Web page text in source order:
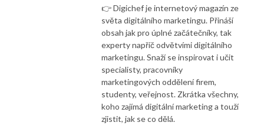
👉 Digichef je internetový magazín ze
světa digitálního marketingu. Přináší
obsah jak pro úplné začátečníky, tak
experty napříč odvětvími digitálního
marketingu. Snaží se inspirovat i učit
specialisty, pracovníky
marketingových oddělení firem,
studenty, veřejnost. Zkrátka všechny,
koho zajímá digitální marketing a touží
zjistit, jak se co dělá.